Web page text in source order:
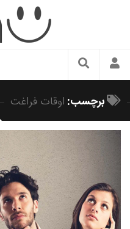
سبک زندگی
زیبایی و آرایش
شیک پوشی
دکوراسیون و چیدمان
غذا
رستوران گردی
برچسب: اوقات فراغت